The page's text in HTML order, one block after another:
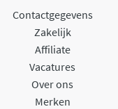
Contactgegevens
Zakelijk
Affiliate
Vacatures
Over ons
Merken